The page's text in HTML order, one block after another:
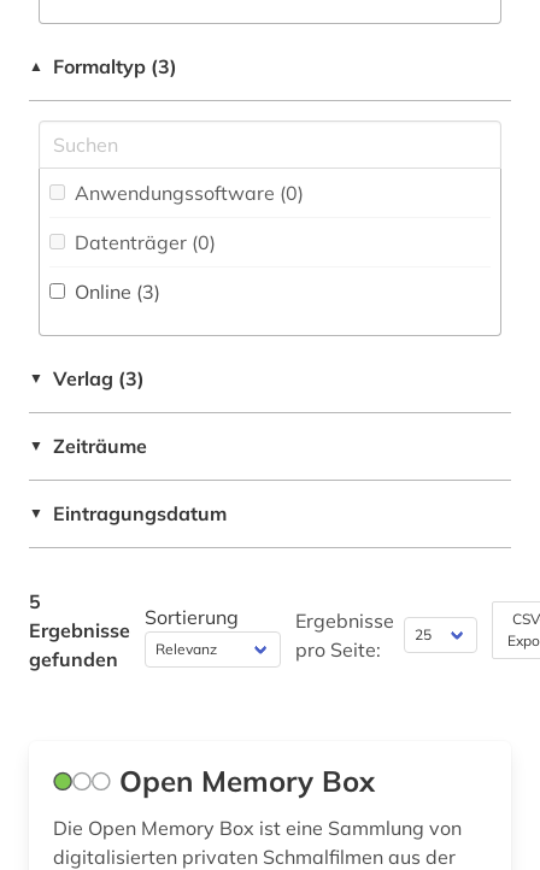
Politologie (0)
Rechtswissenschaft (0)
Romanistik (0)
Slavistik (0)
Soziologie (0)
Sport (0)
Fertigungstechnik (0)
Wirtschaftswissenschaften (0)
▲ Formaltyp (3)
Anwendungssoftware (0)
Datenträger (0)
Online (3)
▼ Verlag (3)
▼ Zeiträume
▼ Eintragungsdatum
5
Ergebnisse
gefunden
Sortierung
Ergebnisse
pro Seite:
Open Memory Box
Die Open Memory Box ist eine Sammlung von
digitalisierten privaten Schmalfilmen aus der